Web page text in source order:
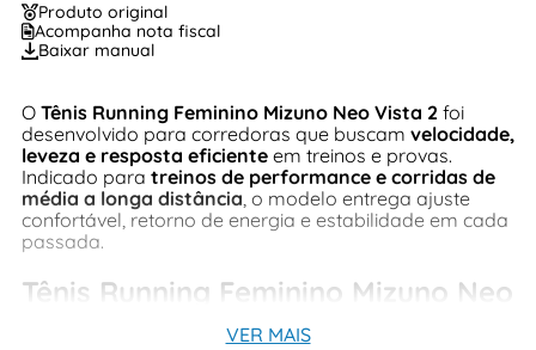
Produto original
Acompanha nota fiscal
Baixar manual
O Tênis Running Feminino Mizuno Neo Vista 2 foi
desenvolvido para corredoras que buscam velocidade,
leveza e resposta eficiente em treinos e provas.
Indicado para treinos de performance e corridas de
média a longa distância, o modelo entrega ajuste
confortável, retorno de energia e estabilidade em cada
passada.
Tênis Running Feminino Mizuno Neo
Vista 2 – Velocidade e leveza para
VER MAIS